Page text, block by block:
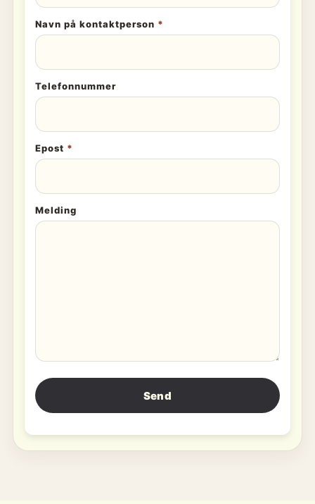
Navn på kontaktperson *
Telefonnummer
Epost *
Melding